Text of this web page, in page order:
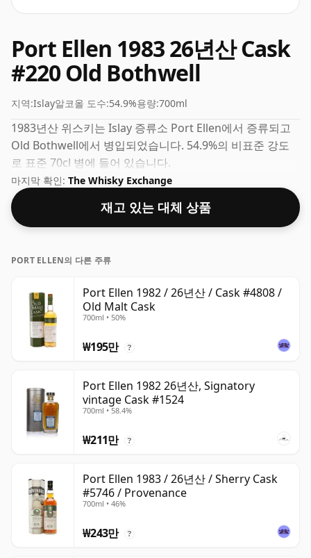
Port Ellen 1983 26년산 Cask
#220 Old Bothwell
지역:Islay알코올 도수:54.9%용량:700ml
1983년산 위스키는 Islay 증류소 Port Ellen에서 증류되고
Old Bothwell에서 병입되었습니다. 54.9%의 비표준 강도
로 표준 70cl 병에 들어 있습니다.
마지막 확인: The Whisky Exchange
재고 있는 대체 상품
PORT ELLEN의 다른 주류
Port Ellen 1982 / 26년산 / Cask #4808 /
Old Malt Cask
700ml • 50%
₩195만 ?
Port Ellen 1982 26년산, Signatory
vintage Cask #1524
700ml • 58.4%
₩211만 ?
Port Ellen 1983 / 26년산 / Sherry Cask
#5746 / Provenance
700ml • 46%
₩243만 ?